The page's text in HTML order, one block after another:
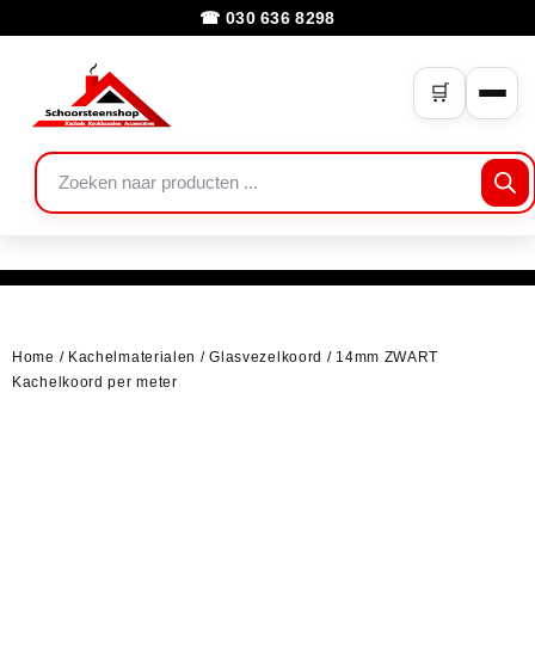
☎ 030 636 8298
🛒
Home / Kachelmaterialen /Glasvezelkoord / 14mm ZWART
Kachelkoord per meter